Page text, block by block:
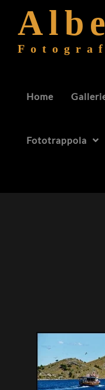
Home
Fototrappola